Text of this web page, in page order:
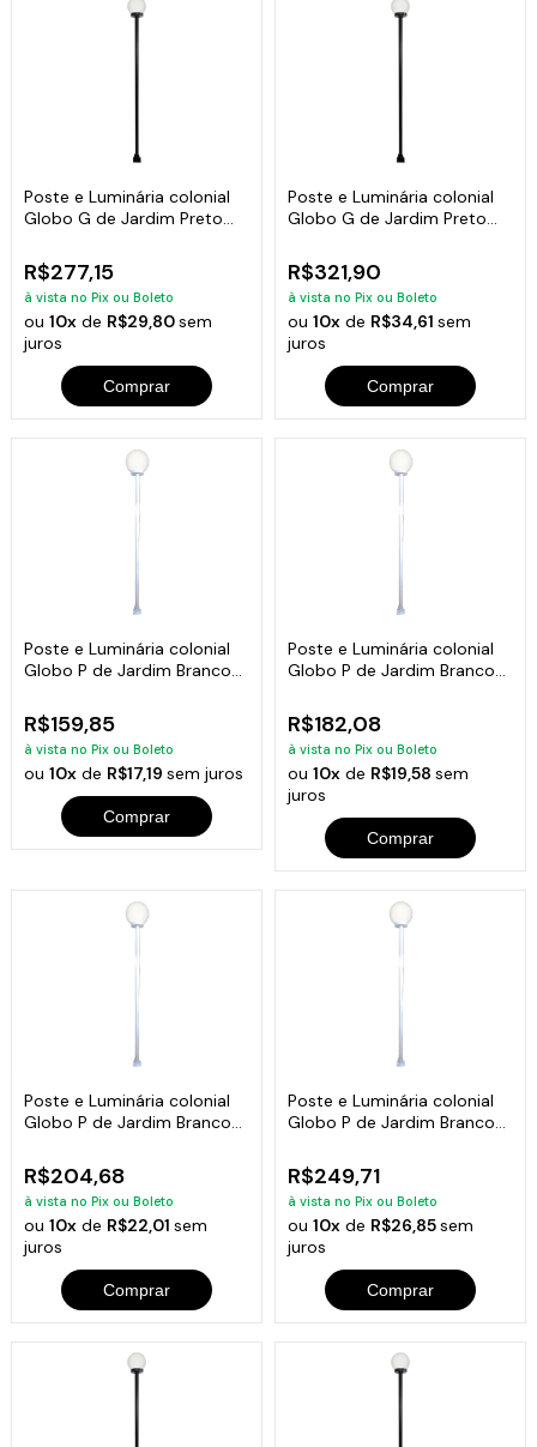
Poste e Luminária colonial
Globo G de Jardim Preto
R$277,15
à vista no Pix ou Boleto
ou10x de R$29,80sem
juros
Comprar
Poste e Luminária colonial
Globo G de Jardim Preto
R$321,90
à vista no Pix ou Boleto
ou 10xde R$34,61 sem
juros
Comprar
Poste e Luminária colonial
Globo P de Jardim Branco
R$159,85
à vista no Pix ou Boleto
ou10x de R$17,19sem juros
Comprar
Poste e Luminária colonial
Globo P de Jardim Branco
R$182,08
à vista no Pix ou Boleto
ou 10xde R$19,58 sem
juros
Comprar
Poste e Luminária colonial
Globo P de Jardim Branco
R$204,68
à vista no Pix ou Boleto
ou10x de R$22,01sem
juros
Comprar
Poste e Luminária colonial
Globo P de Jardim Branco
R$249,71
à vista no Pix ou Boleto
ou 10xde R$26,85sem
juros
Comprar